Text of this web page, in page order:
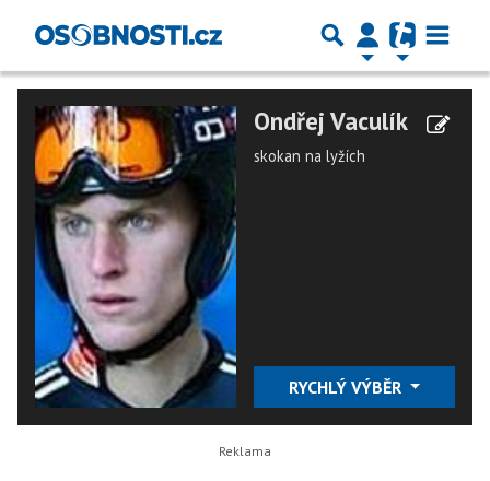
Ondřej Vaculík
skokan na lyžích
RYCHLÝ VÝBĚR